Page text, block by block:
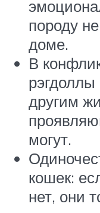
породу
доме.
В
рэгдоллы
другим
могут.
кошек:
нет, они